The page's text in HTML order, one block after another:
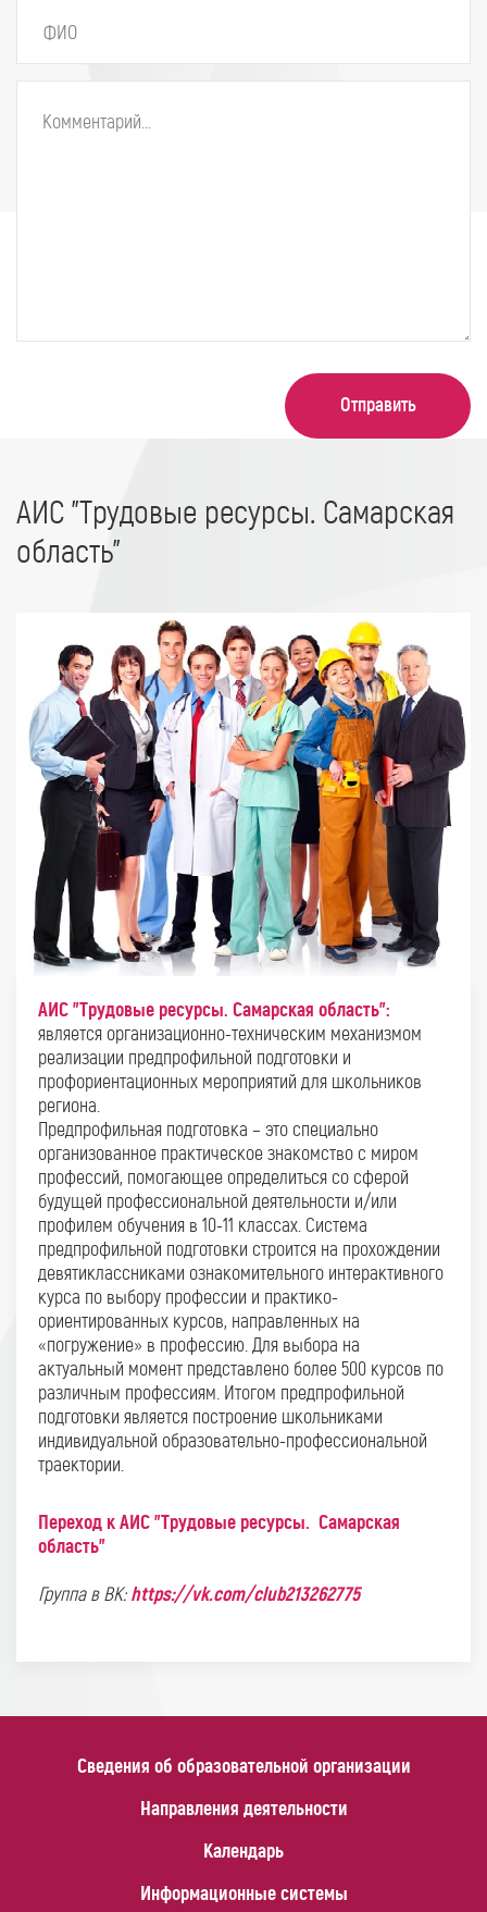
Отправить
АИС "Трудовые ресурсы. Самарская
область"
АИС "Трудовые ресурсы. Самарская область":
является организационно-техническим механизмом
реализации предпрофильной подготовки и
профориентационных мероприятий для школьников
региона.
Предпрофильная подготовка – это специально
организованное практическое знакомство с миром
профессий, помогающее определиться со сферой
будущей профессиональной деятельности и/или
профилем обучения в 10-11 классах. Система
предпрофильной подготовки строится на прохождении
девятиклассниками ознакомительного интерактивного
курса по выбору профессии и практико-
ориентированных курсов, направленных на
«погружение» в профессию. Для выбора на
актуальный момент представлено более 500 курсов по
различным профессиям. Итогом предпрофильной
подготовки является построение школьниками
индивидуальной образовательно-профессиональной
траектории.
Переход к АИС "Трудовые ресурсы. Самарская
область"
Группа в ВК:https://vk.com/club213262775
Сведения об образовательной организации
Направления деятельности
Календарь
Информационные системы